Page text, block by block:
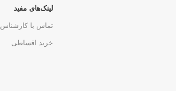
لینک‌های مفید
تماس با کارشناس
خرید اقساطی